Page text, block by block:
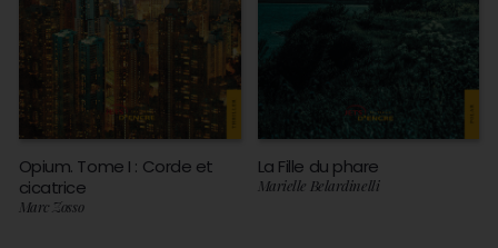
Opium. Tome I : Corde et
cicatrice
Marc Zosso
La Fille du phare
Marielle Belardinelli